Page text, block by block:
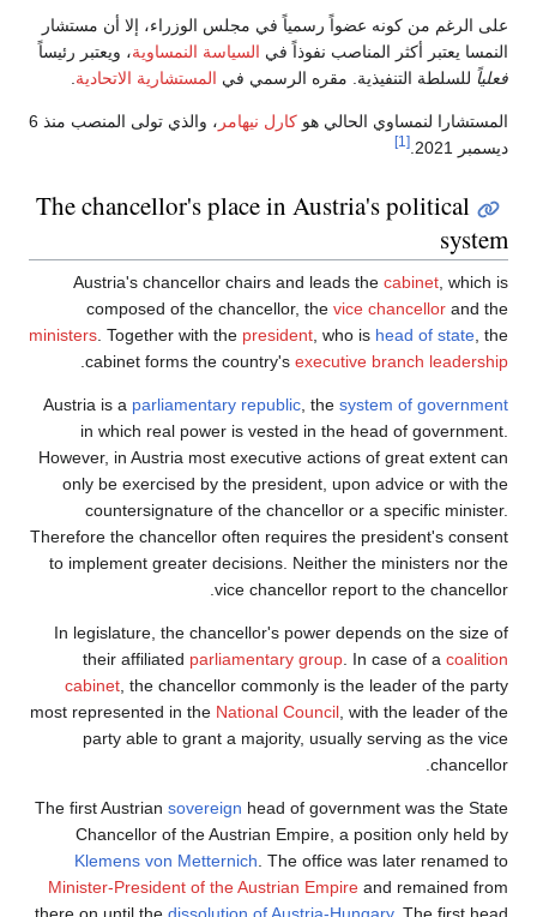
على الرغم من كونه عضواً رسمياً في مجلس الوزراء، إلا أن مستشار
النمسا يعتبر أكثر المناصب نفوذاً في السياسة النمساوية، ويعتبر رئيساً
فعلياً للسلطة التنفيذية. مقره الرسمي في المستشارية الاتحادية
المستشارا لنمساوي الحالي هو كارل نيهامر
، والذي تولى المنصب منذ 6
ديسمبر 2021.
[1]
The chancellor's place in Austria's political
system
Austria's chancellor chairs and leads the cabinet, which is
composed of the chancellor, the vice chancellor and the
ministers. Together with the president, who is head of state, the
cabinet forms the country's executive branch leadership
.
Austria is a parliamentary republic, the system of government
in which real power is vested in the head of government.
However, in Austria most executive actions of great extent can
only be exercised by the president, upon advice or with the
countersignature of the chancellor or a specific minister.
Therefore the chancellor often requires the president's consent
to implement greater decisions. Neither the ministers nor the
vice chancellor report to the chancellor.
In legislature, the chancellor's power depends on the size of
their affiliated parliamentary group. In case of a coalition
cabinet, the chancellor commonly is the leader of the party
most represented in the National Council, with the leader of the
party able to grant a majority, usually serving as the vice
chancellor.
The first Austrian sovereign head of government was the State
Chancellor of the Austrian Empire, a position only held by
Klemens von Metternich. The office was later renamed to
Minister-President of the Austrian Empire and remained from